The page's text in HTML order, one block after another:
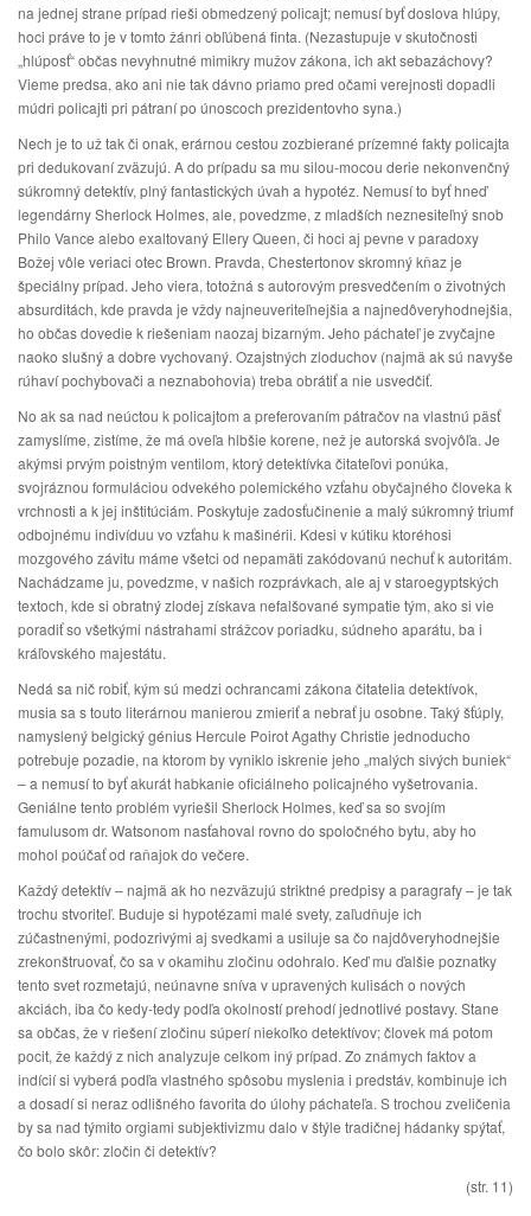
na jednej strane prípad rieši obmedzený policajt; nemusí byť doslova hlúpy,
hoci práve to je v tomto žánri obľúbená finta. (Nezastupuje v skutočnosti
„hlúposť“ občas nevyhnutné mimikry mužov zákona, ich akt sebazáchovy?
Vieme predsa, ako ani nie tak dávno priamo pred očami verejnosti dopadli
múdri policajti pri pátraní po únoscoch prezidentovho syna.)
Nech je to už tak či onak, erárnou cestou zozbierané prízemné fakty policajta
pri dedukovaní zväzujú. A do prípadu sa mu silou-mocou derie nekonvenčný
súkromný detektív, plný fantastických úvah a hypotéz. Nemusí to byť hneď
legendárny Sherlock Holmes, ale, povedzme, z mladších neznesiteľný snob
Philo Vance alebo exaltovaný Ellery Queen, či hoci aj pevne v paradoxy
Božej vôle veriaci otec Brown. Pravda, Chestertonov skromný kňaz je
špeciálny prípad. Jeho viera, totožná s autorovým presvedčením o životných
absurditách, kde pravda je vždy najneuveriteľnejšia a najnedôveryhodnejšia,
ho občas dovedie k riešeniam naozaj bizarným. Jeho páchateľ je zvyčajne
naoko slušný a dobre vychovaný. Ozajstných zloduchov (najmä ak sú navyše
rúhaví pochybovači a neznabohovia) treba obrátiť a nie usvedčiť.
No ak sa nad neúctou k policajtom a preferovaním pátračov na vlastnú päsť
zamyslíme, zistíme, že má oveľa hlbšie korene, než je autorská svojvôľa. Je
akýmsi prvým poistným ventilom, ktorý detektívka čitateľovi ponúka,
svojráznou formuláciou odvekého polemického vzťahu obyčajného človeka k
vrchnosti a k jej inštitúciám. Poskytuje zadosťučinenie a malý súkromný triumf
odbojnému indivíduu vo vzťahu k mašinérii. Kdesi v kútiku ktoréhosi
mozgového závitu máme všetci od nepamäti zakódovanú nechuť k autoritám.
Nachádzame ju, povedzme, v našich rozprávkach, ale aj v staroegyptských
textoch, kde si obratný zlodej získava nefalšované sympatie tým, ako si vie
poradiť so všetkými nástrahami strážcov poriadku, súdneho aparátu, ba i
kráľovského majestátu.
Nedá sa nič robiť, kým sú medzi ochrancami zákona čitatelia detektívok,
musia sa s touto literárnou manierou zmieriť a nebrať ju osobne. Taký šťúply,
namyslený belgický génius Hercule Poirot Agathy Christie jednoducho
potrebuje pozadie, na ktorom by vyniklo iskrenie jeho „malých sivých buniek“
– a nemusí to byť akurát habkanie oficiálneho policajného vyšetrovania.
Geniálne tento problém vyriešil Sherlock Holmes, keď sa so svojím
famulusom dr. Watsonom nasťahoval rovno do spoločného bytu, aby ho
mohol poúčať od raňajok do večere.
Každý detektív – najmä ak ho nezväzujú striktné predpisy a paragrafy – je tak
trochu stvoriteľ. Buduje si hypotézami malé svety, zaľudňuje ich
zúčastnenými, podozrivými aj svedkami a usiluje sa čo najdôveryhodnejšie
zrekonštruovať, čo sa v okamihu zločinu odohralo. Keď mu ďalšie poznatky
tento svet rozmetajú, neúnavne sníva v upravených kulisách o nových
akciách, iba čo kedy-tedy podľa okolností prehodí jednotlivé postavy. Stane
sa občas, že v riešení zločinu súperí niekoľko detektívov; človek má potom
pocit, že každý z nich analyzuje celkom iný prípad. Zo známych faktov a
indícií si vyberá podľa vlastného spôsobu myslenia i predstáv, kombinuje ich
a dosadí si neraz odlišného favorita do úlohy páchateľa. S trochou zveličenia
by sa nad týmito orgiami subjektivizmu dalo v štýle tradičnej hádanky spýtať,
čo bolo skôr: zločin či detektív?
(str. 11)